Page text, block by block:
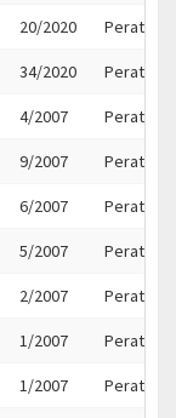
20/2020 Peraturan
34/2020 Peraturan
4/2007
9/2007
6/2007
5/2007
2/2007
1/2007
1/2007